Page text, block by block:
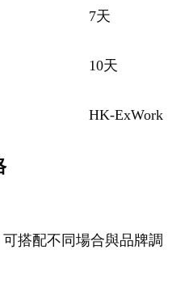
7天
10天
HK-ExWork
搭配不同場合與品牌調